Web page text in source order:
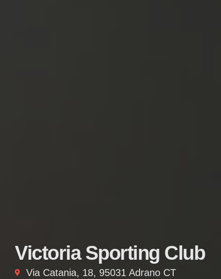
Victoria Sporting Club
Via Catania, 18, 95031 Adrano CT